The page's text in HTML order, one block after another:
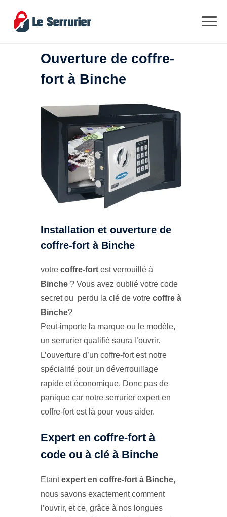
Ouverture de coffre-
fort à Binche
Installation et ouverture de
coffre-fort à Binche
votre coffre-fort est verrouillé à
Binche ? Vous avez oublié votre code
secret ou perdu la clé de votre coffre à
Binche?
Peut-importe la marque ou le modèle,
un serrurier qualifié saura l’ouvrir.
L’ouverture d’un coffre-fort est notre
spécialité pour un déverrouillage
rapide et économique. Donc pas de
panique car notre serrurier expert en
coffre-fort est là pour vous aider.
Expert en coffre-fort à
code ou à clé à Binche
Etantexpert en coffre-fort à Binche,
nous savons exactement comment
l’ouvrir, et ce, grâce à nos longues